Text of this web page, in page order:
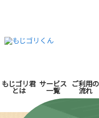
もじゴリ君
とは
サービス
一覧
ご利用の
流れ